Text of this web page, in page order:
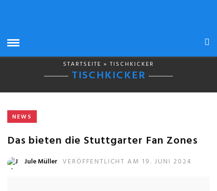
STARTSEITE » TISCHKICKER
TISCHKICKER
NEWS
Das bieten die Stuttgarter Fan Zones
Jule Müller VERÖFFENTLICHT AM 19. JUNI 2024